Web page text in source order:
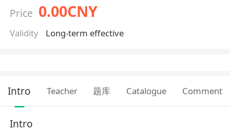
Price 0.00CNY
Validity Long-term effective
Intro Teacher 题库 Catalogue Comment
Intro